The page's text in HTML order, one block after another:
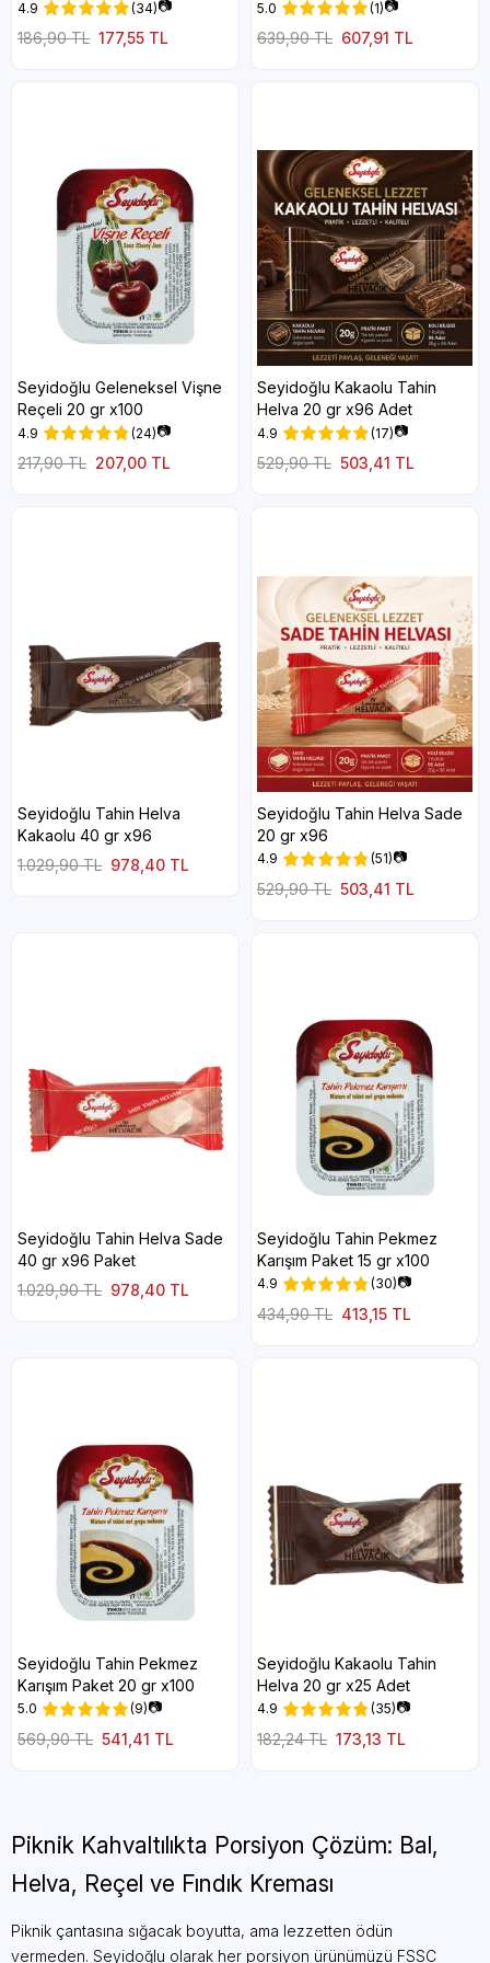
4.9 (34)📷
177,55 TL
186,90 TL
5.0 (1)📷
607,91 TL
639,90 TL
Seyidoğlu Geleneksel Vişne
Reçeli 20 gr x100
4.9 (24)📷
207,00 TL
217,90 TL
Seyidoğlu Kakaolu Tahin
Helva 20 gr x96 Adet
4.9 (17)📷
503,41 TL
529,90 TL
Seyidoğlu Tahin Helva
Kakaolu 40 gr x96
978,40 TL
1.029,90 TL
Seyidoğlu Tahin Helva Sade
20 gr x96
4.9 (51)📷
503,41 TL
529,90 TL
Seyidoğlu Tahin Helva Sade
40 gr x96 Paket
978,40 TL
1.029,90 TL
Seyidoğlu Tahin Pekmez
Karışım Paket 15 gr x100
4.9 (30)📷
413,15 TL
434,90 TL
Seyidoğlu Tahin Pekmez
Karışım Paket 20 gr x100
5.0 (9)📷
541,41 TL
569,90 TL
Seyidoğlu Kakaolu Tahin
Helva 20 gr x25 Adet
4.9 (35)📷
173,13 TL
182,24 TL
Piknik Kahvaltılıkta Porsiyon Çözüm: Bal,
Helva, Reçel ve Fındık Kreması
Piknik çantasına sığacak boyutta, ama lezzetten ödün
vermeden. Seyidoğlu olarak her porsiyon ürünümüzü FSSC